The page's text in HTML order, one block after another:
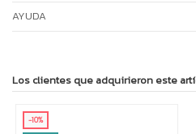
AYUDA
Los clientes que adquirieron este
-10%